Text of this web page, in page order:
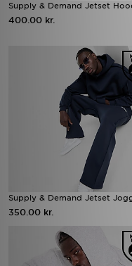
Supply & Demand Jetset
400.00 kr.
Supply & Demand Jetset
350.00 kr.